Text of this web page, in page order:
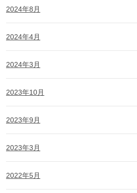
2024年8月
2024年4月
2024年3月
2023年10月
2023年9月
2023年3月
2022年5月